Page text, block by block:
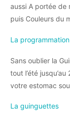
aussi A portée de
puis Couleurs du
La programmation
Sans oublier la
tout l’été
votre estomac
La guinguettes